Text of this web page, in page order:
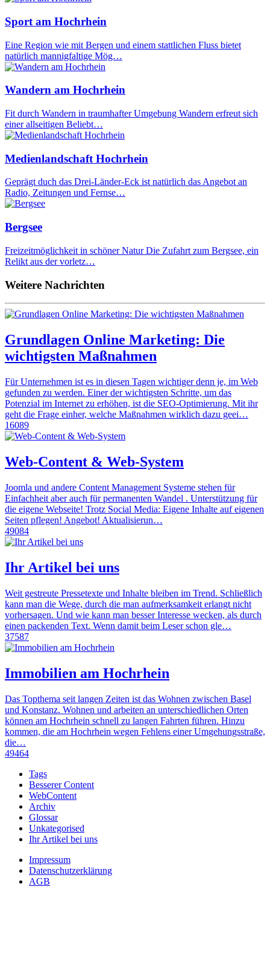
Sport am Hochrhein
Eine Region wie mit Bergen und einem stattlichen Fluss bietet
natürlich mannigfaltige Mög…
Wandern am Hochrhein
Fit durch Wandern in traumhafter Umgebung Wandern erfreut sich
einer allseitigen Beliebt…
Medienlandschaft Hochrhein
Geprägt duch das Drei-Länder-Eck ist natürlich das Angebot an
Radio, Zeitungen und Fernse…
Bergsee
Freizeitmöglichkeit in schöner Natur Die Zufahrt zum Bergsee, ein
Relikt aus der vorletz…
Weitere Nachrichten
Grundlagen Online Marketing: Die
wichtigsten Maßnahmen
Für Unternehmen ist es in diesen Tagen wichtiger denn je, im Web
gefunden zu werden. Einer der wichtigsten Schritte, um das
Potenzial im Internet zu erhöhen, ist die SEO-Optimierung. Mit ihr
geht die Frage einher, welche Maßnahmen wirklich dazu geei…
16089
Web-Content & Web-System
Joomla und andere Content Management Systeme stehen für
Einfachheit aber auch für permanenten Wandel . Unterstützung für
die eigene Webseite! Trotz Social Media: Eigene Inhalte auf eigenen
Seiten pflegen! Angebot! Aktualisierun…
49084
Ihr Artikel bei uns
Weit gestreute Pressetexte und Inhalte bleiben im Trend. Schließlich
kann man die Wege, durch die man aufmerksamkeit erlangt nicht
vorhersagen. Und wie kann man besser Interesse wecken, als durch
einen packenden Text. Wenn damit beim Leser schon gle…
37587
Immobilien am Hochrhein
Das Topthema seit langen Zeiten ist das Wohnen zwischen Basel
und Konstanz. Wohnen und arbeiten an unterschiedlichen Orten
können am Hochrhein schnell zu langen Fahrten führen. Hinzu
kommen, die am Hochrhein wegen Fehlens einer Umgehungsstraße,
die…
49464
Tags
Besserer Content
WebContent
Archiv
Glossar
Unkategorised
Ihr Artikel bei uns
Impressum
Datenschutzerklärung
AGB